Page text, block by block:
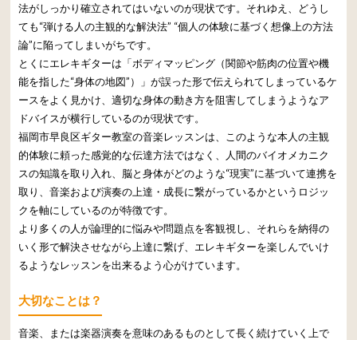
法がしっかり確立されてはいないのが現状です。それゆえ、どうし
ても“弾ける人の主観的な解決法” “個人の体験に基づく想像上の方法
論”に陥ってしまいがちです。
とくにエレキギターは「ボディマッピング（関節や筋肉の位置や機
能を指した“身体の地図”）」が誤った形で伝えられてしまっているケ
ースをよく見かけ、適切な身体の動き方を阻害してしまうようなア
ドバイスが横行しているのが現状です。
福岡市早良区ギター教室の音楽レッスンは、このような本人の主観
的体験に頼った感覚的な伝達方法ではなく、人間のバイオメカニク
スの知識を取り入れ、脳と身体がどのような“現実”に基づいて連携を
取り、音楽および演奏の上達・成長に繋がっているかというロジッ
クを軸にしているのが特徴です。
より多くの人が論理的に悩みや問題点を客観視し、それらを納得の
いく形で解決させながら上達に繋げ、エレキギターを楽しんでいけ
るようなレッスンを出来るよう心がけています。
大切なことは？
音楽、または楽器演奏を意味のあるものとして長く続けていく上で